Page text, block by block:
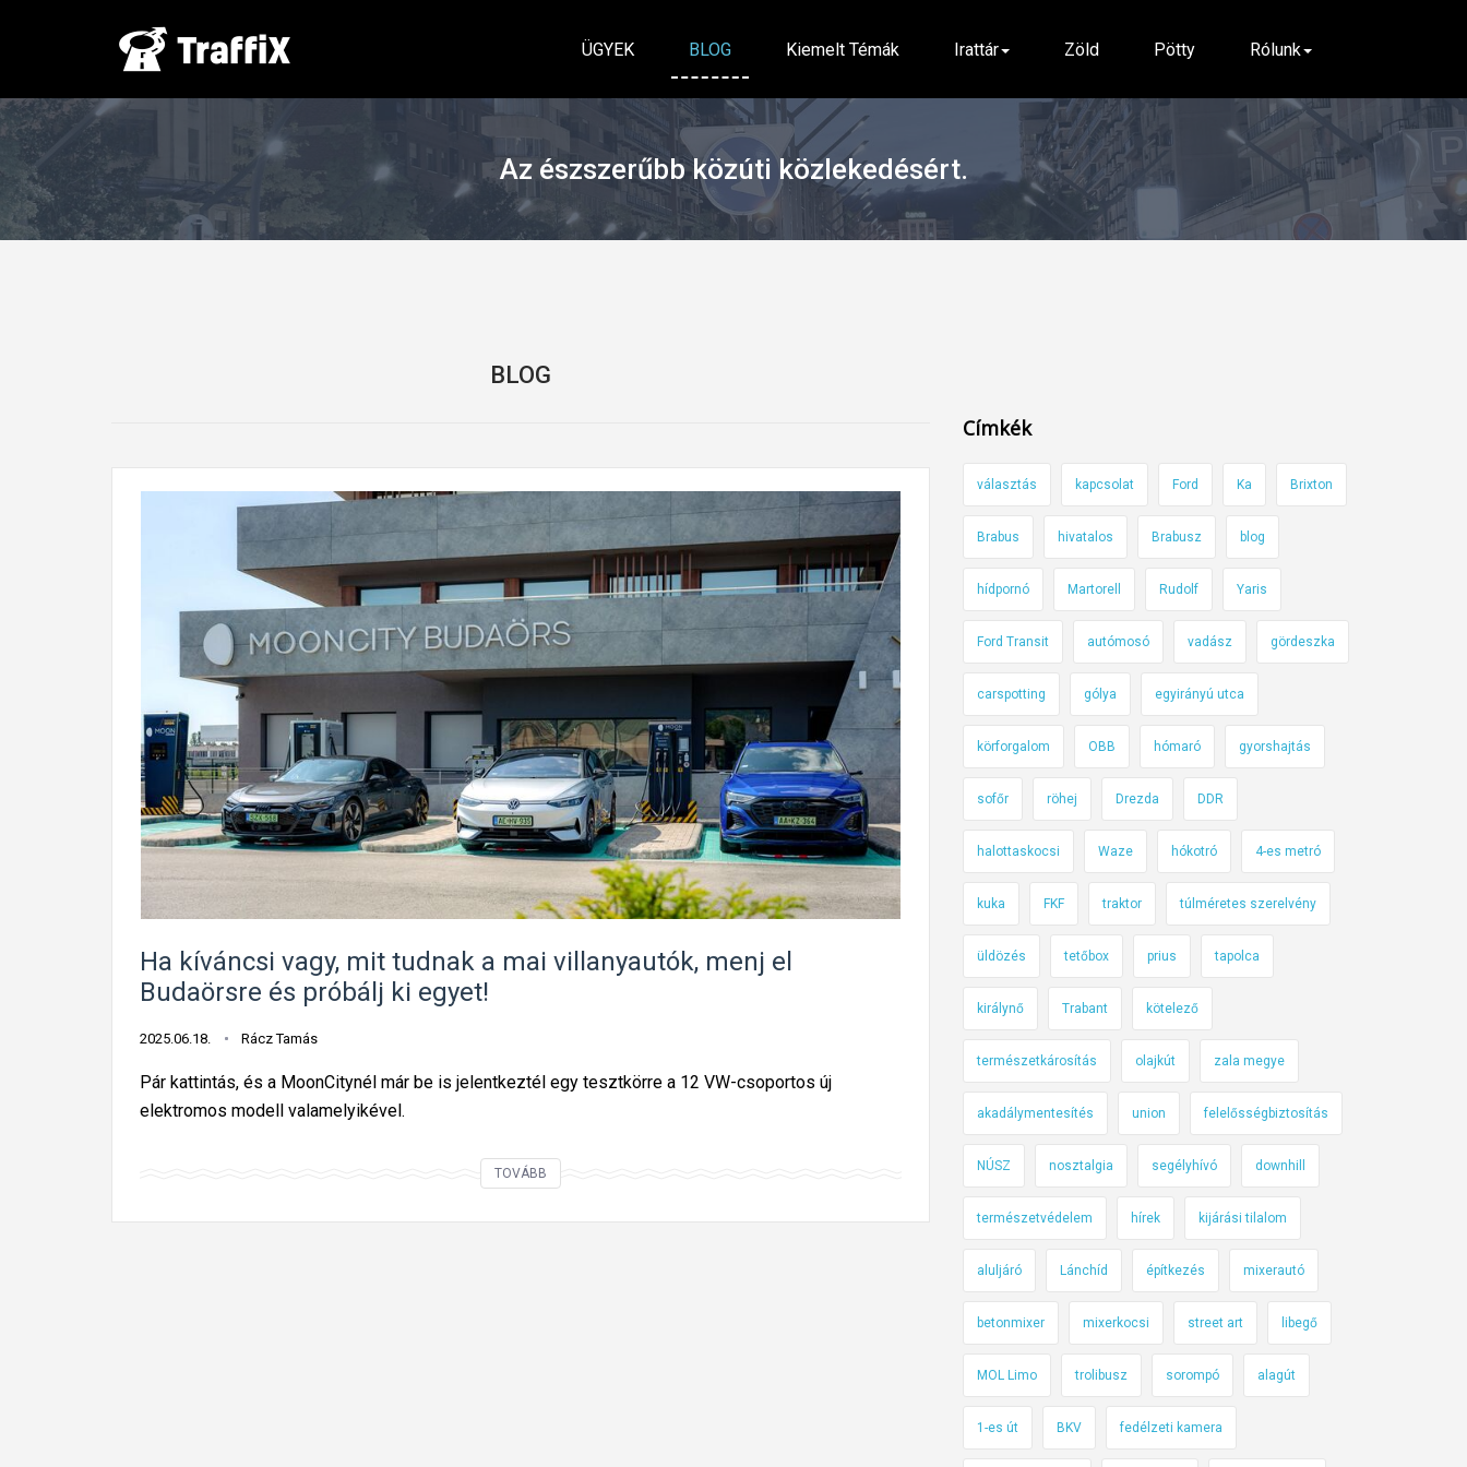
ÜGYEK BLOG Kiemelt Témák Irattár Zöld Pötty Rólunk
Az észszerűbb közúti közlekedésért.
BLOG
Ha kíváncsi vagy, mit tudnak a mai villanyautók, menj el
Budaörsre és próbálj ki egyet!
2025.06.18. Rácz Tamás
Pár kattintás, és a MoonCitynél már be is jelentkeztél egy tesztkörre a 12 VW-csoportos új
elektromos modell valamelyikével.
TOVÁBB
k
Címkék
választás kapcsolat Ford Ka Brixton
Brabus hivatalos Brabusz blog
hídpornó Martorell Rudolf Yaris
Ford Transit autómosó vadász gördeszka
carspotting gólya egyirányú utca
körforgalom OBB hómaró gyorshajtás
sofőr röhej Drezda DDR
halottaskocsi Waze hókotró 4-es metró
kuka FKF traktor túlméretes szerelvény
üldözés tetőbox prius tapolca
királynő Trabant kötelező
természetkárosítás olajkút zala megye
akadálymentesítés union felelősségbiztosítás
NÚSZ nosztalgia segélyhívó downhill
természetvédelem hírek kijárási tilalom
aluljáró Lánchíd építkezés mixerautó
betonmixer mixerkocsi street art libegő
MOL Limo trolibusz sorompó alagút
1-es út BKV fedélzeti kamera